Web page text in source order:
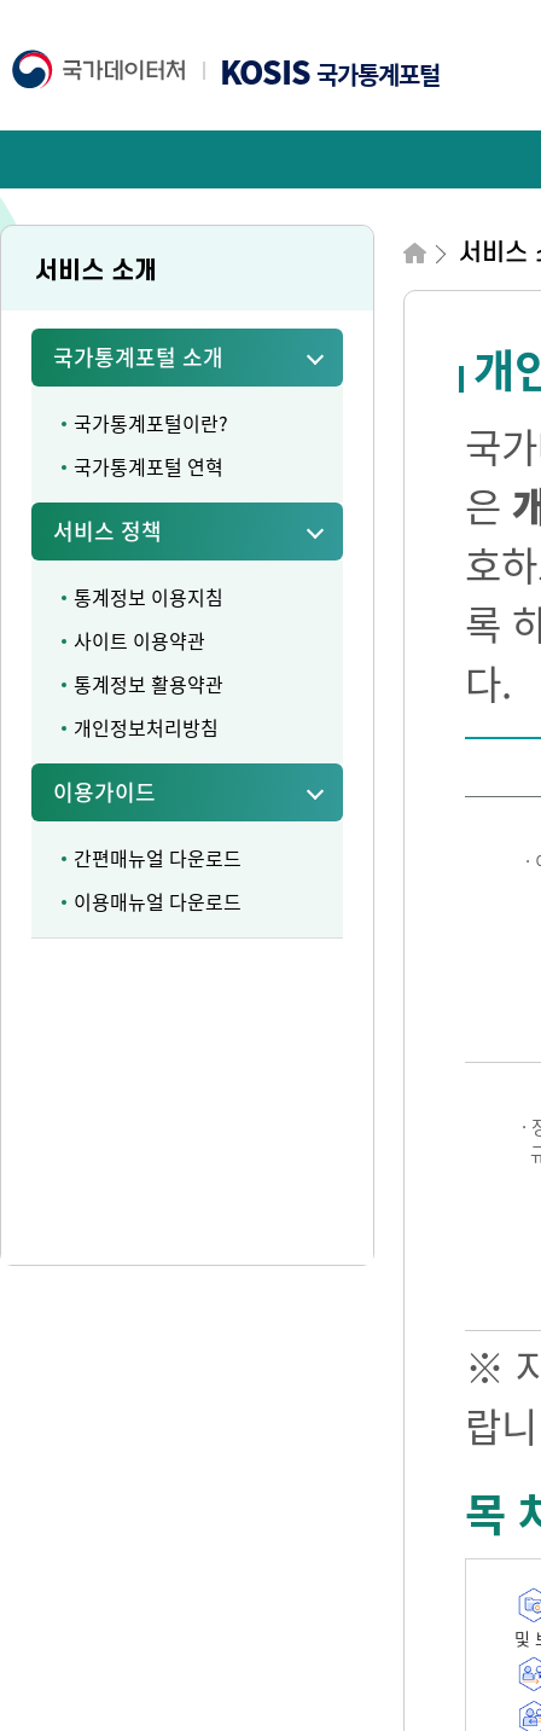
KOSIS국가통계포털
서비스 소개
국가통계포털 소개
국가통계포털이란?
국가통계포털 연혁
서비스 정책
통계정보 이용지침
사이트 이용약관
통계정보 활용약관
개인정보처리방침
이용가이드
간편매뉴얼 다운로드
이용매뉴얼 다운로드
서비스
개
국
은
호
록
다.
·
·
※
랍
목
및